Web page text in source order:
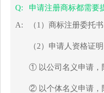
Q: 申请注册商标都需要
A: （1）商标注册委托
（2）申请人资格证明
① 以公司名义申请，
② 以个体名义申请，